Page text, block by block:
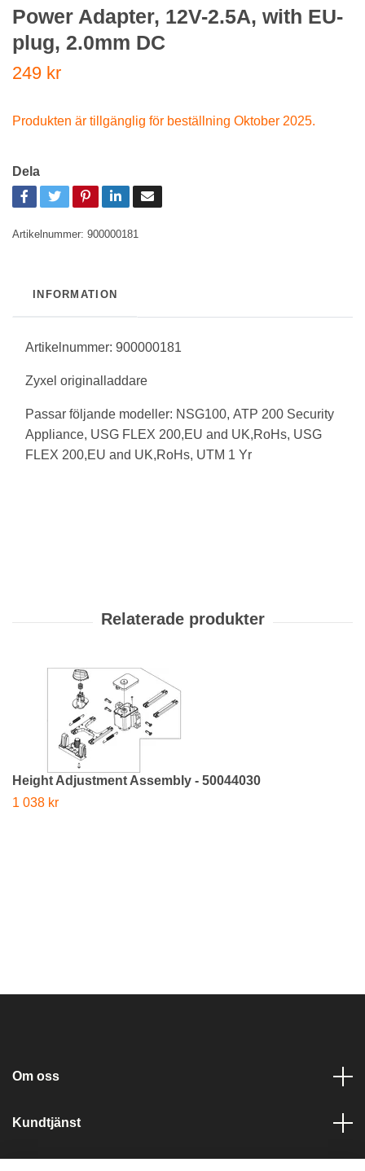
Power Adapter, 12V-2.5A, with EU-
plug, 2.0mm DC
249 kr
Produkten är tillgänglig för beställning Oktober 2025.
Dela
Artikelnummer: 900000181
INFORMATION
Artikelnummer: 900000181
Zyxel originalladdare
Passar följande modeller: NSG100, ATP 200 Security
Appliance, USG FLEX 200,EU and UK,RoHs, USG
FLEX 200,EU and UK,RoHs, UTM 1 Yr
Height Adjustment Assembly - 50044030
1 038 kr
Om oss
Kundtjänst